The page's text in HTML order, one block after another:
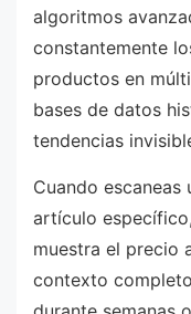
algoritmos
constantemente
productos en
bases de datos
tendencias
Cuando
artículo
muestra el precio
contexto